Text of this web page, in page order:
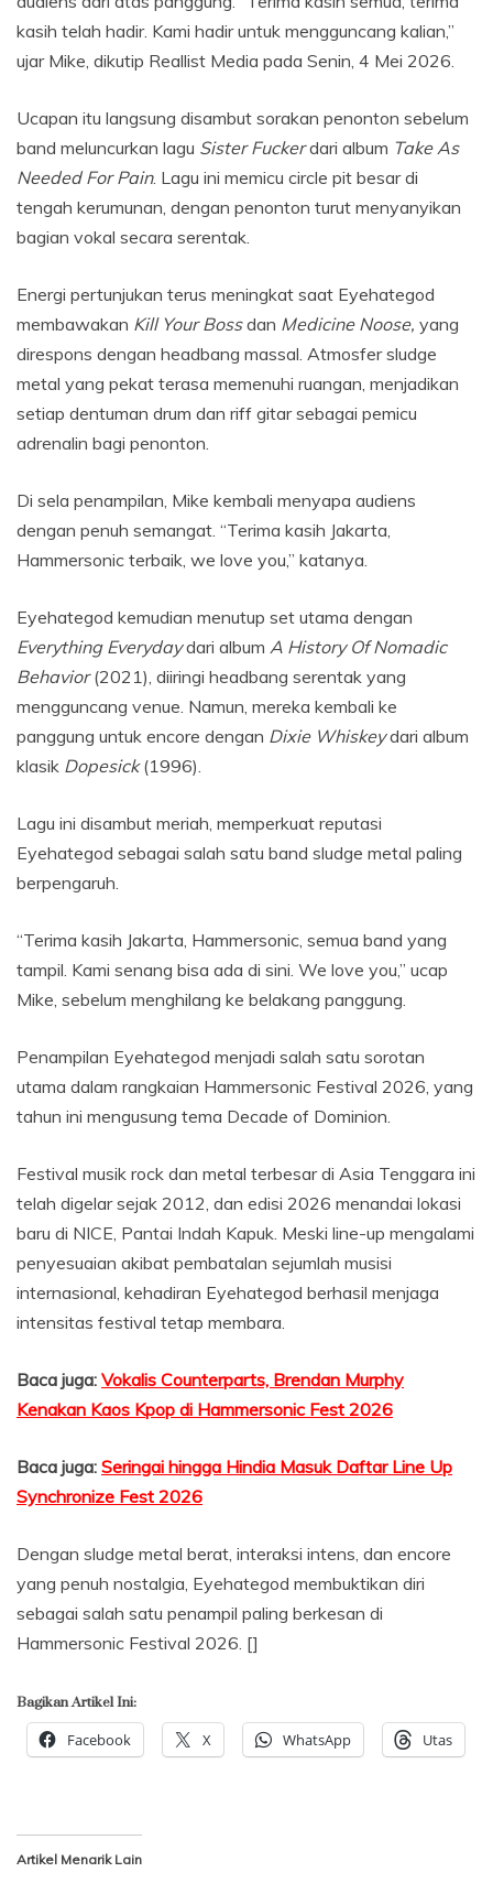
kasih telah hadir. Kami hadir untuk mengguncang kalian,”
ujar Mike, dikutip Reallist Media pada Senin, 4 Mei 2026.
Ucapan itu langsung disambut sorakan penonton sebelum
band meluncurkan lagu Sister Fuckerdari album Take As
Needed For Pain. Lagu ini memicu circle pit besar di
tengah kerumunan, dengan penonton turut menyanyikan
bagian vokal secara serentak.
Energi pertunjukan terus meningkat saat Eyehategod
membawakan Kill Your Bossdan Medicine Noose, yang
direspons dengan headbang massal. Atmosfer sludge
metal yang pekat terasa memenuhi ruangan, menjadikan
setiap dentuman drum dan riff gitar sebagai pemicu
adrenalin bagi penonton.
Di sela penampilan, Mike kembali menyapa audiens
dengan penuh semangat. “Terima kasih Jakarta,
Hammersonic terbaik, we love you,” katanya.
Eyehategod kemudian menutup set utama dengan
Everything Everydaydari album A History Of Nomadic
Behavior(2021), diiringi headbang serentak yang
mengguncang venue. Namun, mereka kembali ke
panggung untuk encore dengan Dixie Whiskeydari album
klasik Dopesick(1996).
Lagu ini disambut meriah, memperkuat reputasi
Eyehategod sebagai salah satu band sludge metal paling
berpengaruh.
“Terima kasih Jakarta, Hammersonic, semua band yang
tampil. Kami senang bisa ada di sini. We love you,” ucap
Mike, sebelum menghilang ke belakang panggung.
Penampilan Eyehategod menjadi salah satu sorotan
utama dalam rangkaian Hammersonic Festival 2026, yang
tahun ini mengusung tema Decade of Dominion.
Festival musik rock dan metal terbesar di Asia Tenggara ini
telah digelar sejak 2012, dan edisi 2026 menandai lokasi
baru di NICE, Pantai Indah Kapuk. Meski line-up mengalami
penyesuaian akibat pembatalan sejumlah musisi
internasional, kehadiran Eyehategod berhasil menjaga
intensitas festival tetap membara.
Baca juga: Vokalis Counterparts, Brendan Murphy
Kenakan Kaos Kpop di Hammersonic Fest 2026
Baca juga: Seringai hingga Hindia Masuk Daftar Line Up
Synchronize Fest 2026
Dengan sludge metal berat, interaksi intens, dan encore
yang penuh nostalgia, Eyehategod membuktikan diri
sebagai salah satu penampil paling berkesan di
Hammersonic Festival 2026. []
Bagikan Artikel Ini:
Facebook X WhatsApp Utas
Artikel Menarik Lain